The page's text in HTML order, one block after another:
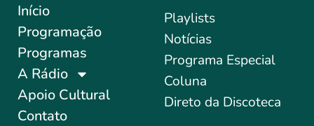
Início
Programação
Programas
A Rádio
Apoio Cultural
Contato
Playlists
Notícias
Programa Especial
Coluna
Direto da Discoteca